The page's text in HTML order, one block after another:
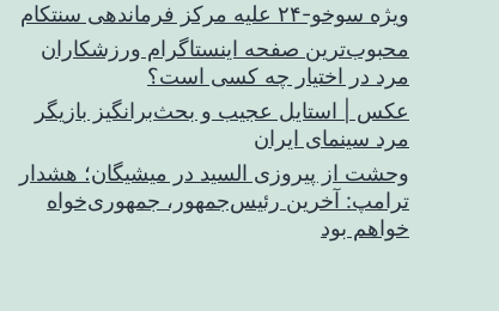
ویژه سوخو-۲۴ علیه مرکز فرماندهی سنتکام
محبوب‌ترین صفحه اینستاگرام ورزشکاران
مرد در اختیار چه کسی است؟
عکس | استایل عجیب و بحث‌برانگیز بازیگر
مرد سینمای ایران
وحشت از پیروزی السید در میشیگان؛ هشدار
ترامپ: آخرین رئیس‌جمهور، جمهوری‌خواه
خواهم بود